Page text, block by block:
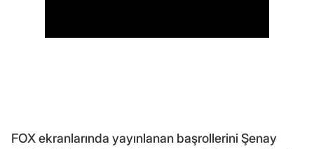
FOX ekranlarında yayınlanan başrollerini Şenay